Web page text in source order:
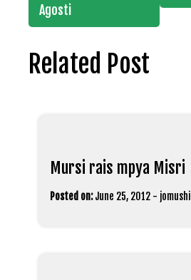
Agosti
Related Post
Mursi rais mpya Misri
Posted on: June 25, 2012 - jomushi